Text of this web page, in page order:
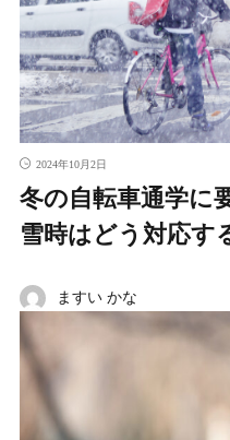
2024年10月2日
冬の自転車通学に
雪時はどう対応す
ますい かな